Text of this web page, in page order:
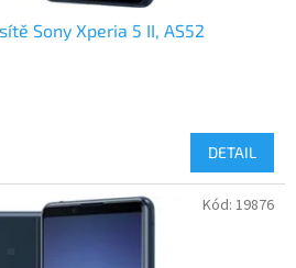
Sony Xperia 5 II, AS52
DETAIL
Kód: 19876